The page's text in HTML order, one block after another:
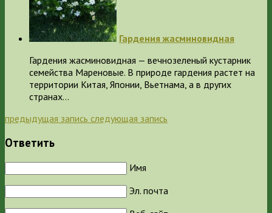
Гардения жасминовидная
Гардения жасминовидная — вечнозеленый кустарник
семейства Мареновые. В природе гардения растет на
территории Китая, Японии, Вьетнама, а в других
странах…
предыдущая запись следующая запись
Ответить
Имя
Эл. почта